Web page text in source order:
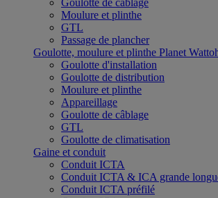
Goulotte de câblage
Moulure et plinthe
GTL
Passage de plancher
Goulotte, moulure et plinthe Planet
Goulotte d'installation
Goulotte de distribution
Moulure et plinthe
Appareillage
Goulotte de câblage
GTL
Goulotte de climatisation
Gaine et conduit
Conduit ICTA
Conduit ICTA & ICA grande
Conduit ICTA préfilé